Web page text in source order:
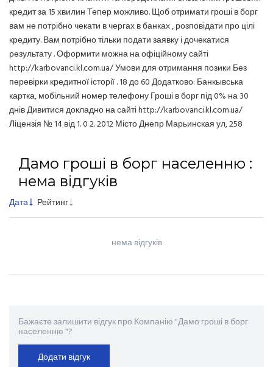
кредит за 15 хвилин Тепер можливо. Щоб отримати гроші в борг
вам не потрібно чекати в чергах в банках , розповідати про цілі
кредиту. Вам потрібно тільки подати заявку і дочекатися
результату . Оформити можна на офіційному сайті
http://karbovanci.kl.com.ua/ Умови для отримання позики Без
перевірки кредитної історії . 18 до 60 Додатково: Банкывська
картка, мобільний номер телефону Гроші в борг під 0% на 30
днів Дивитися докладно на сайті http://karbovanci.kl.com.ua/
Ліцензія № 14 від 1. 0 2. 2012 Місто Днепр Марьинская ул, 258
Дамо гроші в борг населенню :
нема відгуків
Дата Рейтинг
нема відгуків
Бажаєте залишити відгук про Компанію "Дамо гроші в борг
населенню "?
Додати відгук